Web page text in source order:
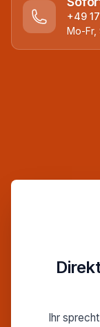
+49
Mo-Fr,
Ihr